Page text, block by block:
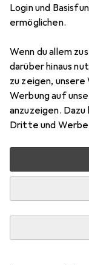
Login und
ermöglichen.
Wenn du allem
darüber hinaus
zu zeigen,
Werbung auf
anzuzeigen.
Dritte und
Bewertung
Stripe Set
vor 6 Jahren
hat dieses
Auch in